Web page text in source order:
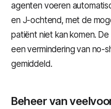
agenten voeren
en J-ochtend, met de
patiënt niet kan komen.
een vermindering van no-
gemiddeld.
Beheer van